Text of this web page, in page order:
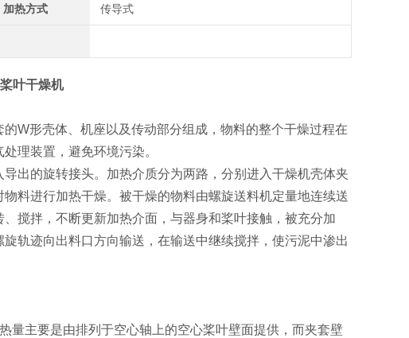
加热方式 传导式
叶干燥机
W形壳体、机座以及传动部分组成，物料的整个干燥过程在
理装置，避免环境污染。
出的旋转接头。加热介质分为两路，分别进入干燥机壳体夹
料进行加热干燥。被干燥的物料由螺旋送料机定量地连续送
搅拌，不断更新加热介面，与器身和桨叶接触，被充分加
轨迹向出料口方向输送，在输送中继续搅拌，使污泥中渗出
量主要是由排列于空心轴上的空心桨叶壁面提供，而夹套壁